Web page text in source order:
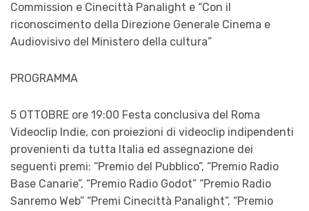
Commission e Cinecittà Panalight e “Con il
riconoscimento della Direzione Generale Cinema e
Audiovisivo del Ministero della cultura”
PROGRAMMA
5 OTTOBRE ore 19:00 Festa conclusiva del Roma
Videoclip Indie, con proiezioni di videoclip indipendenti
provenienti da tutta Italia ed assegnazione dei
seguenti premi: “Premio del Pubblico”, “Premio Radio
Base Canarie”, “Premio Radio Godot” “Premio Radio
Sanremo Web” “Premi Cinecittà Panalight”, “Premio